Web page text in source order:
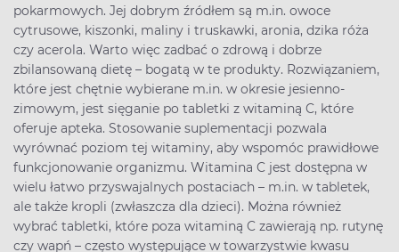
pokarmowych. Jej dobrym źródłem są m.in. owoce
cytrusowe, kiszonki, maliny i truskawki, aronia, dzika róża
czy acerola. Warto więc zadbać o zdrową i dobrze
zbilansowaną dietę – bogatą w te produkty. Rozwiązaniem,
które jest chętnie wybierane m.in. w okresie jesienno-
zimowym, jest sięganie po tabletki z witaminą C, które
oferuje apteka. Stosowanie suplementacji pozwala
wyrównać poziom tej witaminy, aby wspomóc prawidłowe
funkcjonowanie organizmu. Witamina C jest dostępna w
wielu łatwo przyswajalnych postaciach – m.in. w tabletek,
ale także kropli (zwłaszcza dla dzieci). Można również
wybrać tabletki, które poza witaminą C zawierają np. rutynę
czy wapń – często występujące w towarzystwie kwasu